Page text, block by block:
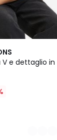
e dettaglio in